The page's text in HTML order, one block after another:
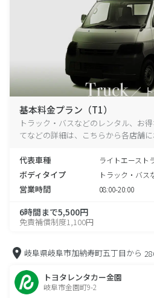
基本料金プラン（T1）
トラック・バスなどのレンタル、お
てなどの詳細は、こちらから各店舗に
代表車種 ライトエースト
ボディタイプ トラック・バス
営業時間 08:00-20:00
6時間まで5,500円
免責補償制度1,100円
岐阜県岐阜市加納寿町五丁目から
トヨタレンタカー金園
岐阜市金園町9-2